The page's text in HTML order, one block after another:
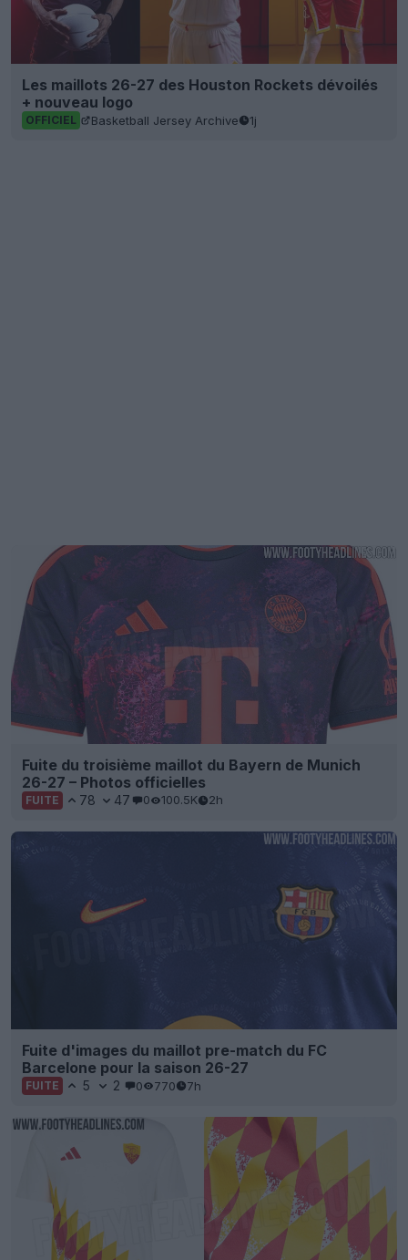
Les maillots 26-27 des Houston Rockets dévoilés
+ nouveau logo
OFFICIEL Basketball Jersey Archive 1j
Fuite du troisième maillot du Bayern de Munich
26-27 – Photos officielles
FUITE 78 47 0 100.5K 2h
Fuite d'images du maillot pre-match du FC
Barcelone pour la saison 26-27
FUITE 5 2 0 770 7h